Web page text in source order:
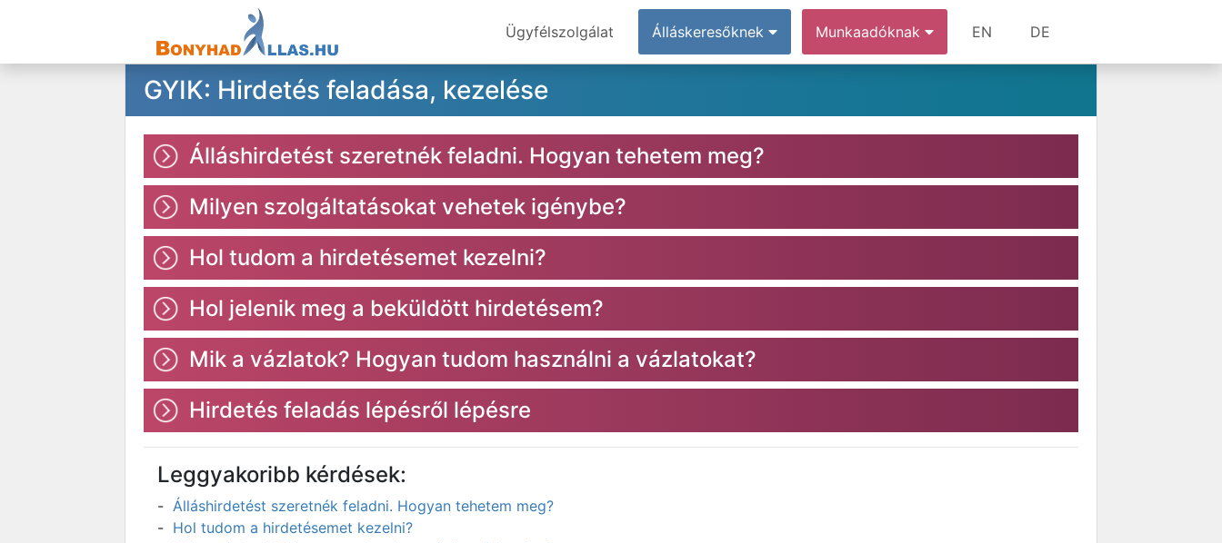
Ügyfélszolgálat Álláskeresőknek Munkaadóknak EN DE
GYIK: Hirdetés feladása, kezelése
Álláshirdetést szeretnék feladni. Hogyan tehetem meg?
Milyen szolgáltatásokat vehetek igénybe?
Hol tudom a hirdetésemet kezelni?
Hol jelenik meg a beküldött hirdetésem?
Mik a vázlatok? Hogyan tudom használni a vázlatokat?
Hirdetés feladás lépésről lépésre
Leggyakoribb kérdések:
Álláshirdetést szeretnék feladni. Hogyan tehetem meg?
Hol tudom a hirdetésemet kezelni?